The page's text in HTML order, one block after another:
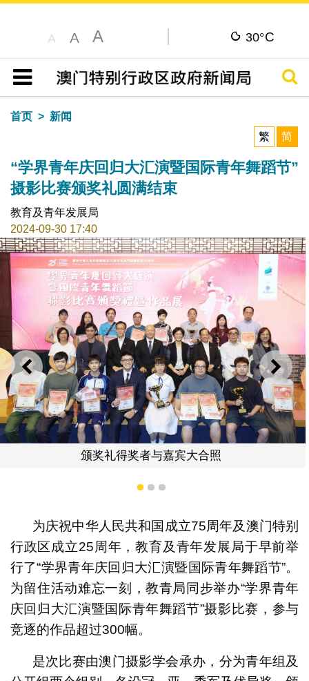
A A A 30°C
目录
搜寻
首页
新闻
繁
简
“学界青年庆回归大汇演暨国际青年舞蹈节”
摄影比赛颁奖礼圆满结束
教育及青年发展局
2024-09-30 17:40
上一则 下一
张敏辉厅长向一
1 2 3
为庆祝中华人民共和国成立75周年及澳门特别
行政区成立25周年，教育及青年发展局于早前举
行了“学界青年庆回归大汇演暨国际青年舞蹈节”。
为留住活动难忘一刻，教青局同步举办“学界青年
庆回归大汇演暨国际青年舞蹈节”摄影比赛，参与
竞逐的作品超过300幅。
是次比赛由澳门摄影学会承办，分为青年组及